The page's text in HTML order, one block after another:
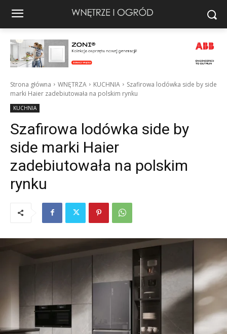
Strona główna WNĘTRZA KUCHNIA
Szafirowa lodówka side by side
marki Haier zadebiutowała na polskim rynku
KUCHNIA
Szafirowa lodówka side by
side marki Haier
zadebiutowała na polskim
rynku